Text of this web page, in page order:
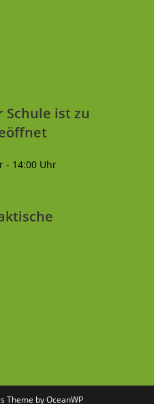
Schule ist zu
- 14:00 Uhr
Theme by OceanWP